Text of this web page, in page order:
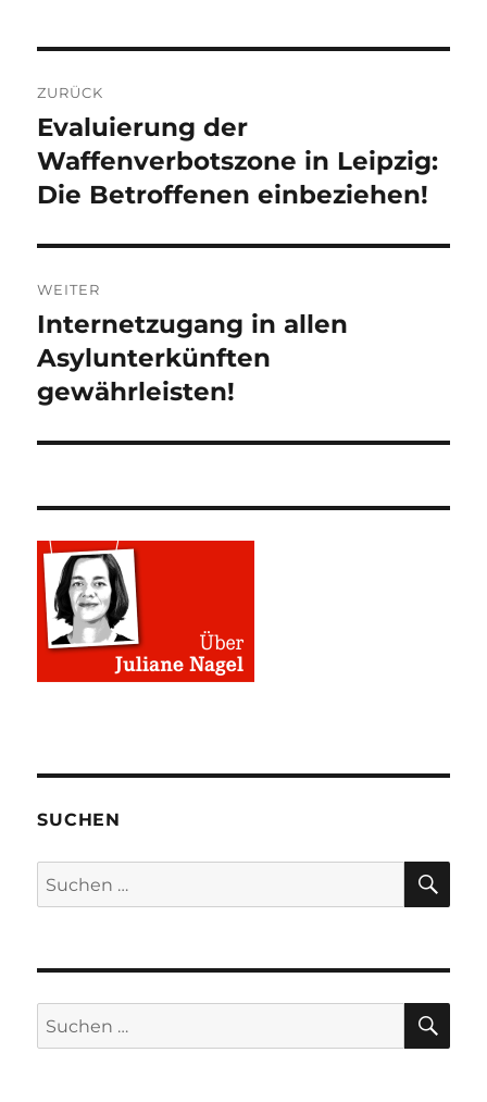
ZURÜCK
Vorheriger
Beitrag:
Evaluierung der
Waffenverbotszone in Leipzig:
Die Betroffenen einbeziehen!
WEITER
Nächster
Beitrag:
Internetzugang in allen
Asylunterkünften
gewährleisten!
SUCHEN
Suchen
nach:
Suchen
nach: